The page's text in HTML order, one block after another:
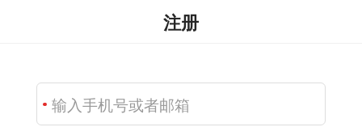
注册